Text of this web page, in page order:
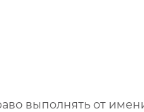
выполнять от